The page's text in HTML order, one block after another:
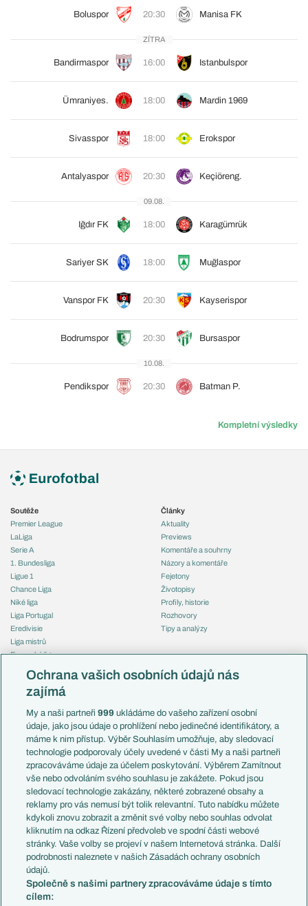
Boluspor 20:30 Manisa FK
ZÍTRA
Bandirmaspor 16:00 Istanbulspor
Ümraniyes. 18:00 Mardin 1969
Sivasspor 18:00 Erokspor
Antalyaspor 20:30 Keçiöreng.
09.08.
Iğdır FK 18:00 Karagümrük
Sariyer SK 18:00 Muğlaspor
Vanspor FK 20:30 Kayserispor
Bodrumspor 20:30 Bursaspor
10.08.
Pendikspor 20:30 Batman P.
Kompletní výsledky
Soutěže
Premier League
LaLiga
Serie A
1. Bundesliga
Ligue 1
Chance Liga
Niké liga
Liga Portugal
Eredivisie
Liga mistrů
Evropská liga
Mistrovství světa
Liga národů
Témata
Představení týmů MS
EuroSkauting
PL v kostce
Evropské koeficienty
Přestupy
Přestupové spekulace
Zranění
Kluby
Arsenal FC
Chelsea FC
Manchester United
AC Milán
Články
Aktuality
Previews
Komentáře a souhrny
Názory a komentáře
Fejetony
Životopisy
Profily, historie
Rozhovory
Tipy a analýzy
Česko
Francie
Itálie
Německo
Španělsko
Argentina
Brazílie
Přestupy
Zápasy
Livescore
Tipovací soutěž
Ochrana vašich osobních údajů nás
zajímá
My a naši partneři999 ukládáme do vašeho zařízení osobní
údaje, jako jsou údaje o prohlížení nebo jedinečné identifikátory, a
máme k nim přístup. Výběr Souhlasím umožňuje, aby sledovací
technologie podporovaly účely uvedené v části My a naši partneři
zpracováváme údaje za účelem poskytování. Výběrem Zamítnout
vše nebo odvoláním svého souhlasu je zakážete. Pokud jsou
sledovací technologie zakázány, některé zobrazené obsahy a
reklamy pro vás nemusí být tolik relevantní. Tuto nabídku můžete
kdykoli znovu zobrazit a změnit své volby nebo souhlas odvolat
kliknutím na odkaz Řízení předvoleb ve spodní části webové
stránky. Vaše volby se projeví v našem Internetová stránka. Další
podrobnosti naleznete v našich Zásadách ochrany osobních
údajů.
Společně s našimi partnery zpracováváme údaje s tímto
cílem: